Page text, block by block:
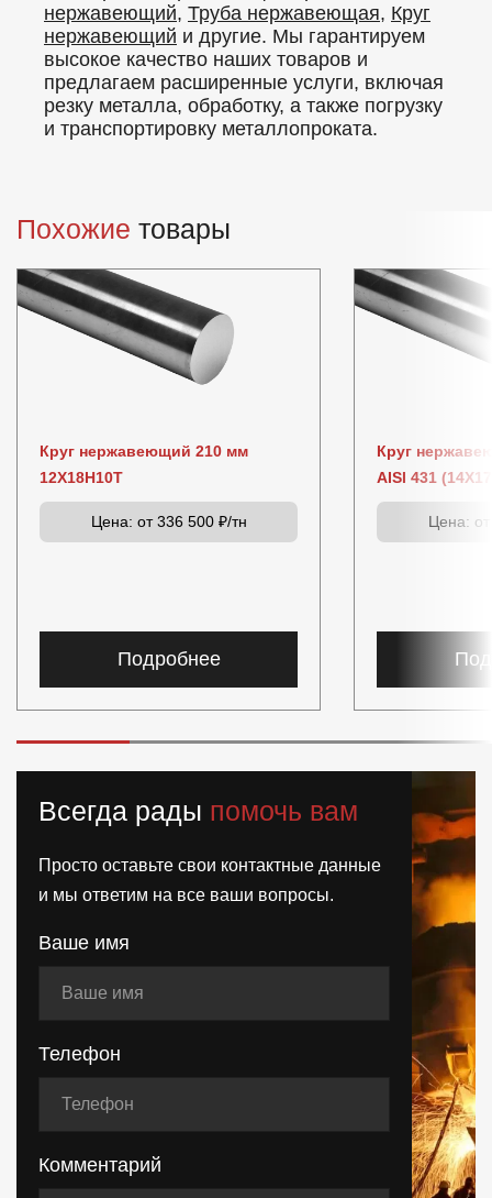
нержавеющий, Труба нержавеющая, Круг
нержавеющий и другие. Мы гарантируем
высокое качество наших товаров и
предлагаем расширенные услуги, включая
резку металла, обработку, а также погрузку
и транспортировку металлопроката.
Похожие товары
Круг нержавеющий 210 мм
12Х18Н10Т
Цена: от 336 500 ₽/тн
Подробнее
Круг
AISI 431
Цена:
Всегда рады помочь вам
Просто оставьте свои контактные данные
и мы ответим на все ваши вопросы.
Ваше имя
Телефон
Комментарий